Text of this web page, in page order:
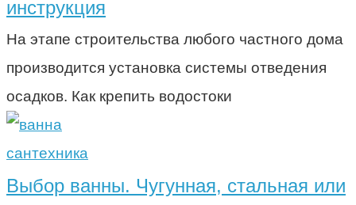
инструкция
На этапе строительства любого частного дома
производится установка системы отведения
осадков. Как крепить водостоки
сантехника
Выбор ванны. Чугунная, стальная или